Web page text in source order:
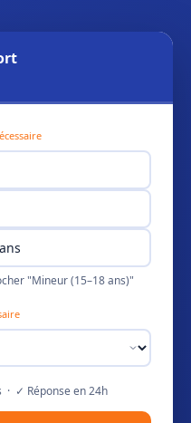
"Mineur (15–18 ans)"
· ✓ Réponse en 24h